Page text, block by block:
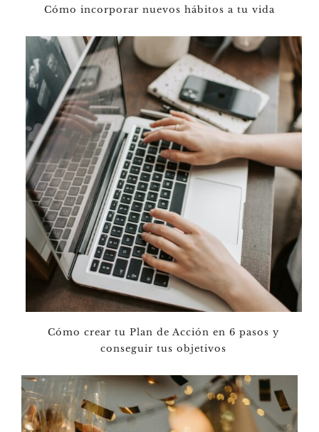
Cómo incorporar nuevos hábitos a tu vida
Cómo crear tu Plan de Acción en 6 pasos y
conseguir tus objetivos